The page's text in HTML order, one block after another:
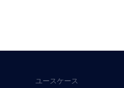
ユースケース